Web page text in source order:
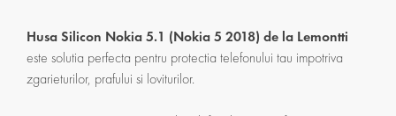
Husa Silicon Nokia 5.1 (Nokia 5 2018) de la Lemontti
este solutia perfecta pentru protectia telefonului tau impotriva
zgarieturilor, prafului si loviturilor.